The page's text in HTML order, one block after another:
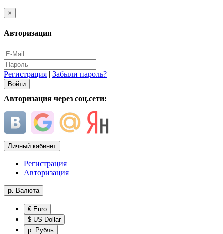
×
Авторизация
Регистрация | Забыли пароль?
Авторизация через соц.сети:
Личный кабинет
Регистрация
Авторизация
р. Валюта
€ Euro
$ US Dollar
р. Рубль